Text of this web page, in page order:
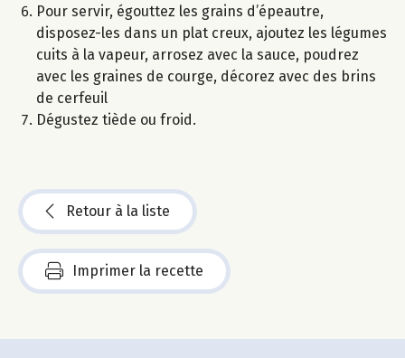
Pour servir, égouttez les grains d’épeautre,
disposez-les dans un plat creux, ajoutez les légumes
cuits à la vapeur, arrosez avec la sauce, poudrez
avec les graines de courge, décorez avec des brins
de cerfeuil
Dégustez tiède ou froid.
Retour à la liste
Imprimer la recette